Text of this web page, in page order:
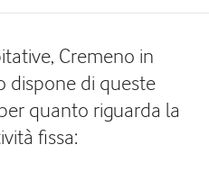
Cremeno in
dispone di queste
quanto riguarda la
fissa: